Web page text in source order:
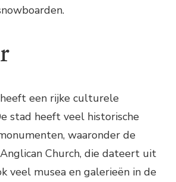
een rijke culturele
stad heeft veel historische
waaronder de
Church, die dateert uit
veel musea en galerieën in de